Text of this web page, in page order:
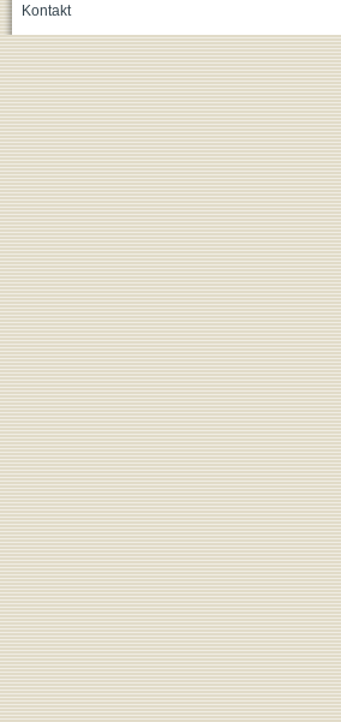
Kontakt